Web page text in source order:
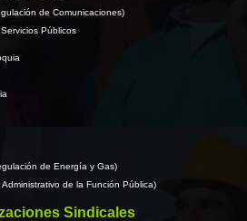
de Comunicaciones)
Públicos
de Energía y Gas)
de la Función Pública)
Sindicales